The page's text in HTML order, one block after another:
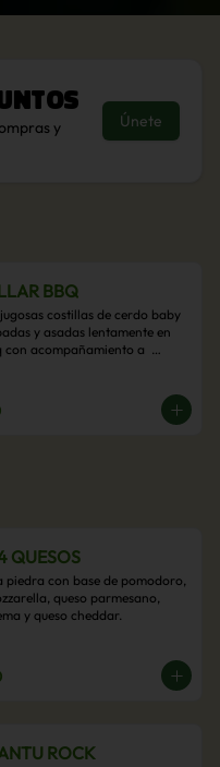
y
Únete
BBQ
jugosas costillas de cerdo baby
y asadas lentamente en
con acompañamiento a
Papas parmentier, Papas
blanco.
QUESOS
piedra con base de pomodoro,
queso parmesano,
y queso cheddar.
ROCK